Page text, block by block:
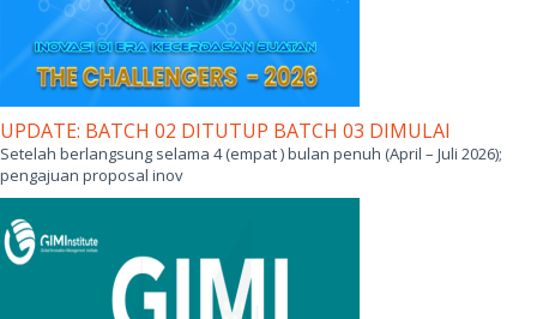
UPDATE: BATCH 02 DITUTUP BATCH 03 DIMULAI
Setelah berlangsung selama 4 (empat ) bulan penuh (April – Juli 2026);
pengajuan proposal inov